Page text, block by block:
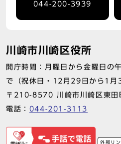
044-200-3939
川崎市川崎区役所
開庁時間：月曜日から金曜日の
で（祝休日・12月29日から1月3
〒210-8570 川崎市川崎区東田
電話： 044-201-3113
外部リン